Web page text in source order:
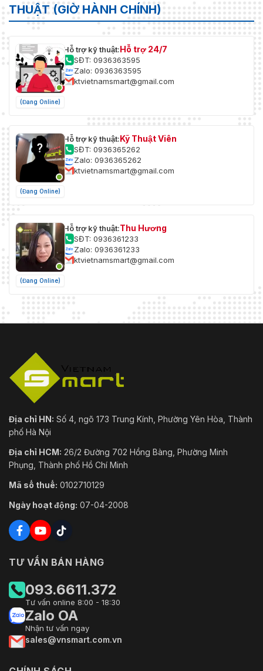
THUẬT (GIỜ HÀNH CHÍNH)
(Đang Online)
Hỗ trợ kỹ thuật:Hỗ trợ 24/7
SĐT: 0936363595
Zalo: 0936363595
ktvietnamsmart@gmail.com
(Đang Online)
Hỗ trợ kỹ thuật:Kỹ Thuật Viên
SĐT: 0936365262
Zalo: 0936365262
ktvietnamsmart@gmail.com
(Đang Online)
Hỗ trợ kỹ thuật:Thu Hương
SĐT: 0936361233
Zalo: 0936361233
ktvietnamsmart@gmail.com
Địa chỉ HN: Số 4, ngõ 173 Trung Kính, Phường Yên Hòa, Thành
phố Hà Nội
Địa chỉ HCM: 26/2 Đường 702 Hồng Bàng, Phường Minh
Phụng, Thành phố Hồ Chí Minh
Mã số thuế: 0102710129
Ngày hoạt động: 07-04-2008
TƯ VẤN BÁN HÀNG
093.6611.372
Tư vấn online 8:00 - 18:30
Zalo OA
Nhận tư vấn ngay
sales@vnsmart.com.vn